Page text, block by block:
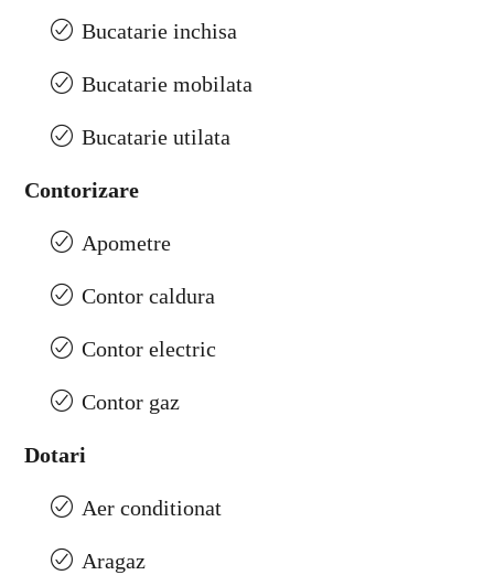
Bucatarie inchisa
Bucatarie mobilata
Bucatarie utilata
Contorizare
Apometre
Contor caldura
Contor electric
Contor gaz
Dotari
Aer conditionat
Aragaz